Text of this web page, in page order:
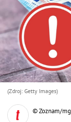
(Zdroj: Getty Images)
© Zoznam/mg